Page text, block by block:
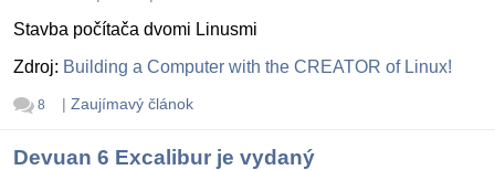
Stavba počítača dvomi Linusmi
Zdroj: Building a Computer with the CREATOR of Linux!
8 | Zaujímavý článok
Devuan 6 Excalibur je vydaný